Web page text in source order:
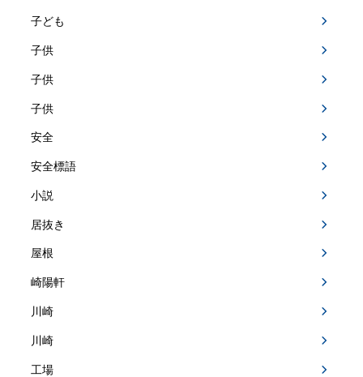
子ども
子供
子供
子供
安全
安全標語
小説
居抜き
屋根
崎陽軒
川崎
川崎
工場